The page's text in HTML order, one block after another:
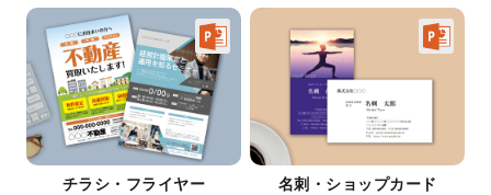
チラシ・フライヤー 名刺・ショップカード